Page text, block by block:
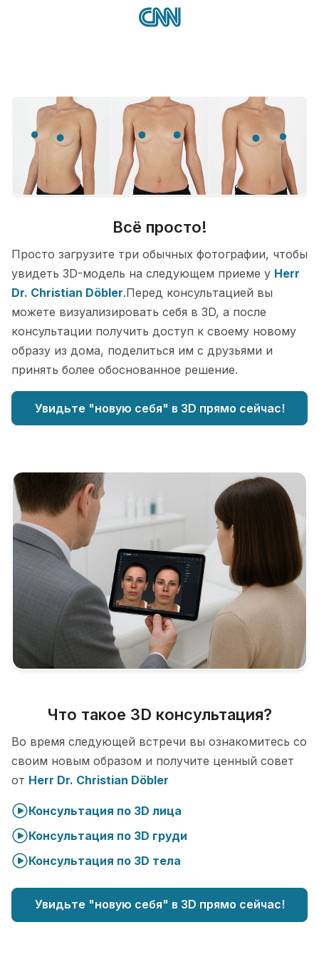
Всё просто!
Просто загрузите три обычных фотографии, чтобы
увидеть 3D-модель на следующем приеме у Herr
Dr. Christian Döbler.Перед консультацией вы
можете визуализировать себя в 3D, а после
консультации получить доступ к своему новому
образу из дома, поделиться им с друзьями и
принять более обоснованное решение.
Увидьте "новую себя" в 3D прямо сейчас!
Что такое 3D консультация?
Во время следующей встречи вы ознакомитесь со
своим новым образом и получите ценный совет
от Herr Dr. Christian Döbler
Консультация по 3D лица
Консультация по 3D груди
Консультация по 3D тела
Увидьте "новую себя" в 3D прямо сейчас!